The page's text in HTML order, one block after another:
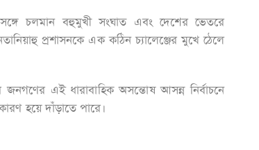
চলমান বহুমুখী সংঘাত এবং দেশের ভেতরে
প্রশাসনকে এক কঠিন চ্যালেঞ্জের মুখে ঠেলে
এই ধারাবাহিক অসন্তোষ আসন্ন নির্বাচনে
হয়ে দাঁড়াতে পারে।